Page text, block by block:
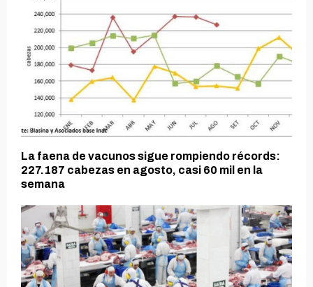
La faena de vacunos sigue rompiendo récords:
227.187 cabezas en agosto, casi 60 mil en la
semana